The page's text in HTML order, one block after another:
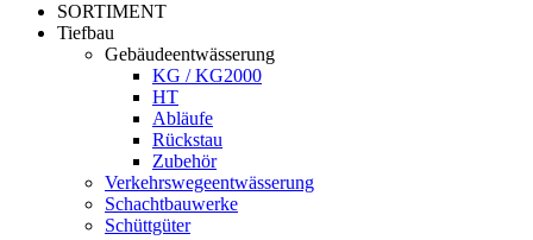
SORTIMENT
Tiefbau
Gebäudeentwässerung
KG / KG2000
HT
Abläufe
Rückstau
Zubehör
Verkehrswegeentwässerung
Schachtbauwerke
Schüttgüter